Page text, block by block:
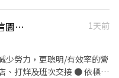
碗盤餐具 ★ 廚房用具與歸
新展店【知名餐飲品牌】南港中信園區U-TOWN_PT夥伴
1天前
少勞力，更聰明/有效率的營